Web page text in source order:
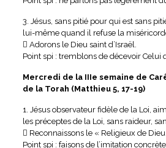
3. Jésus, sans pitié pour qui est sans
lui-même quand il refuse la
 Adorons le Dieu saint d’Israël.
Point spi : tremblons de décevoir Celui
Mercredi de la IIIe semaine de
de la Torah (Matthieu 5, 17-19)
1. Jésus observateur fidèle de la Loi,
les préceptes de la Loi, sans raideur,
 Reconnaissons le « Religieux de Dieu
Point spi : faisons de l’imitation